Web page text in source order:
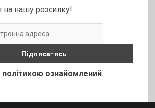
на нашу розсилку!
політикою ознайомлений